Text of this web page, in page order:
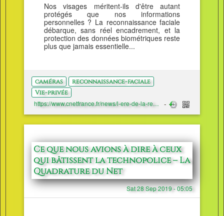
Nos visages méritent-ils d'être autant
protégés que nos informations
personnelles ? La reconnaissance faciale
débarque, sans réel encadrement, et la
protection des données biométriques reste
plus que jamais essentielle...
caméras
reconnaissance-faciale
Vie-privée
https://www.cnetfrance.fr/news/l-ere-de-la-reconnaissance-faciale-faut-il-aussi-proteger-nos-visages-39890833.htm
Ce que nous avions à dire à ceux
qui bâtissent la technopolice – La
Quadrature du Net
Sat 28 Sep 2019 - 05:05